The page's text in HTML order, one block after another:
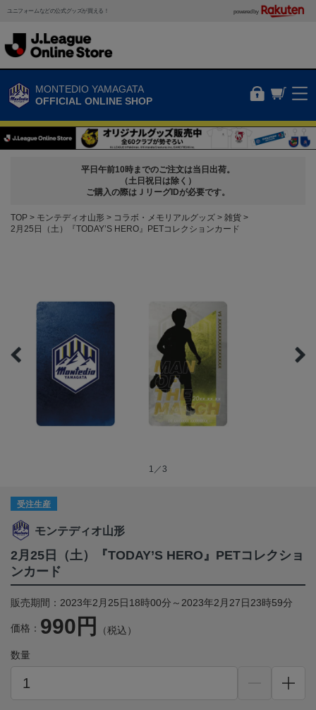
ユニフォームなどの公式グッズが買える！ powered by
MONTEDIO YAMAGATA
OFFICIAL ONLINE SHOP
平日午前10時までのご注文は当日出荷。
（土日祝日は除く）
ご購入の際はＪリーグIDが必要です。
TOP モンテディオ山形 コラボ・メモリアルグッズ
雑貨
2月25日（土）『TODAY’S HERO』PETコレクションカード
1／3
受注生産
モンテディオ山形
2月25日（土）『TODAY’S HERO』PETコレクショ
ンカード
販売期間：2023年2月25日18時00分～2023年2月27日23時59分
価格： 990円 （税込）
数量